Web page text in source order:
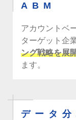
ABM
アカウントベ
ターゲット企
ング戦略を展
ます。
データ